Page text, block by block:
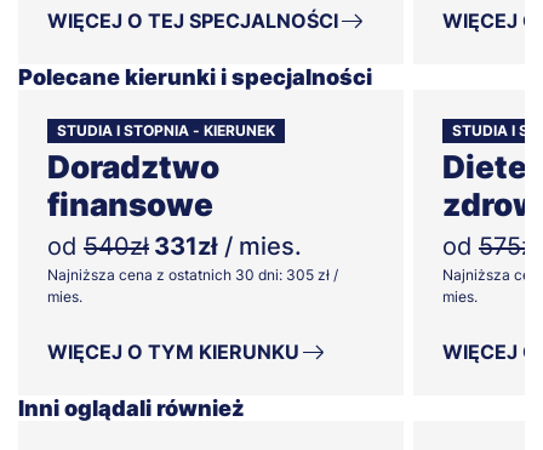
WIĘCEJ O TEJ SPECJALNOŚCI WIĘCEJ
Polecane kierunki i specjalności
STUDIA I STOPNIA - KIERUNEK
Doradztwo
finansowe
od 540zł 331zł / mies.
Najniższa cena z ostatnich 30 dni: 305 zł /
mies.
WIĘCEJ O TYM KIERUNKU
STUDIA I
od 575zł
Najniższa
mies.
WIĘCEJ
Inni oglądali również